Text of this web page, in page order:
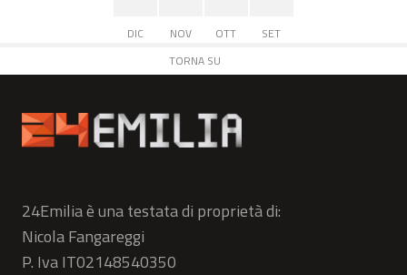
DIC NOV OTT
SET
TORNA SU
24Emilia è una testata di proprietà di:
Nicola Fangareggi
P. Iva IT02148540350